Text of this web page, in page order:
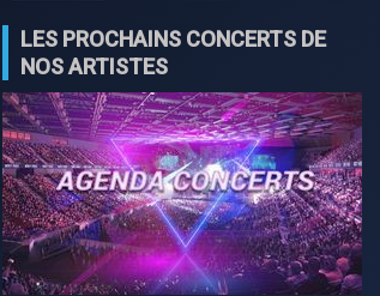
LES PROCHAINS CONCERTS DE
NOS ARTISTES